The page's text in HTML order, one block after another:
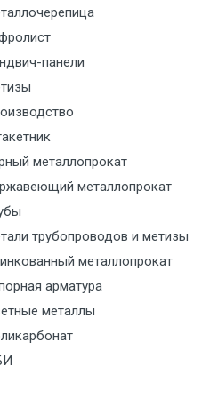
за МКАД
за МКАД
с транспортным
с транспортным
с транспортным
панели
металлопрокат
металлопрокат
трубопроводов и метизы
металлопрокат
арматура
металлы